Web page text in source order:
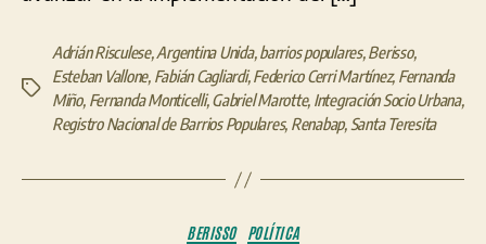
Etiquetas
Adrián Risculese,Argentina Unida,barrios populares,Berisso,
Esteban Vallone, Fabián Cagliardi,Federico Cerri Martínez, Fernanda
Miño, Fernanda Monticelli,Gabriel Marotte, Integración Socio Urbana,
Registro Nacional de Barrios Populares, Renabap, Santa Teresita
Categorías
BERISSO POLÍTICA